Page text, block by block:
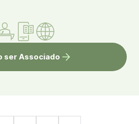
ser Associado